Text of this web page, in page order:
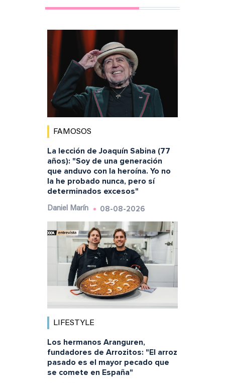
FAMOSOS
La lección de Joaquín Sabina (77
años): "Soy de una generación
que anduvo con la heroína. Yo no
la he probado nunca, pero sí
determinados excesos"
Daniel Marín 08-08-2026
LIFESTYLE
Los hermanos Aranguren,
fundadores de Arrozitos: "El arroz
pasado es el mayor pecado que
se comete en España"